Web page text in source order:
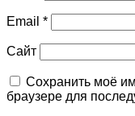
Email *
Сайт
Сохранить моё
браузере для